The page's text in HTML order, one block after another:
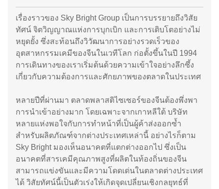
เรื่องราวของ Sky Bright Group เป็นการบรรยายถึงวิสัย
ทัศน์ จิตวิญญาณแห่งการบุกเบิก และการเติบโตอย่างไม่
หยุดยั้ง ซึ่งสะท้อนถึงวิวัฒนาการอย่างรวดเร็วของ
อุตสาหกรรมเคมีของจีนในเวทีโลก ก่อตั้งขึ้นในปี 1994
การเดินทางของเราเริ่มต้นด้วยความเข้าใจอย่างลึกซึ้ง
เกี่ยวกับความต้องการและศักยภาพของตลาดในประเทศ
หลายปีที่ผ่านมา ตลาดพลาสติไซเซอร์ของจีนต้องพึ่งพา
การนำเข้าอย่างมาก โดยเฉพาะจากเกาหลีใต้ บริษัท
หลายแห่งพอใจกับการทำหน้าที่เป็นผู้ค้าส่งออกซ้ำ
สำหรับผลิตภัณฑ์จากต่างประเทศเหล่านี้ อย่างไรก็ตาม
Sky Bright มองเห็นอนาคตที่แตกต่างออกไป ซึ่งเป็น
อนาคตที่สารเคมีคุณภาพสูงที่ผลิตในท้องถิ่นของจีน
สามารถแข่งขันและมีความโดดเด่นในตลาดต่างประเทศ
ได้ วิสัยทัศน์นี้เป็นตัวเร่งให้เกิดจุดเปลี่ยนเชิงกลยุทธ์ที่